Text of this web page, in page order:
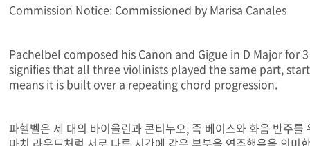
Commission Notice: Commissioned by Marisa Canales
Pachelbel composed his Canon and Gigue in D Major
signifies that all three violinists played the same part,
means it is built over a repeating chord progression.
파헬벨은 세 대의 바이올린과 콘티누오, 즉 베이스와 화음 반주